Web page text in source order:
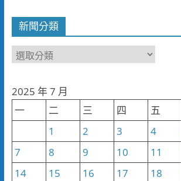
新聞分類
新
類
2025 年 7 月
一
二 三 四 五
1
2 3 4
7
8 9 10 11
14
15 16 17 18